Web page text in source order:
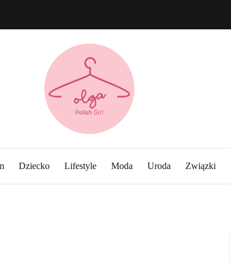
Dziecko Lifestyle Moda Uroda Związki